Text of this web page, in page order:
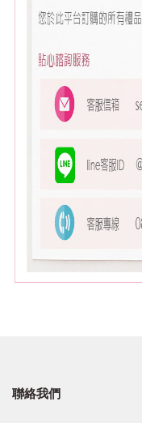
聯絡我們